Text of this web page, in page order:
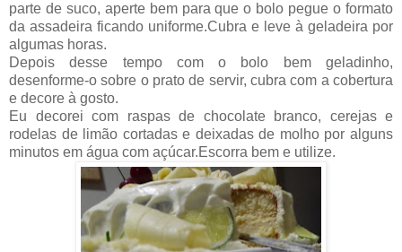
parte de suco, aperte bem para que o bolo pegue o formato
da assadeira ficando uniforme.Cubra e leve à geladeira por
algumas horas.
Depois desse tempo com o bolo bem geladinho,
desenforme-o sobre o prato de servir, cubra com a cobertura
e decore à gosto.
Eu decorei com raspas de chocolate branco, cerejas e
rodelas de limão cortadas e deixadas de molho por alguns
minutos em água com açúcar.Escorra bem e utilize.